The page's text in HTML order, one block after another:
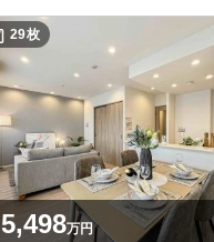
29枚
5,498万円